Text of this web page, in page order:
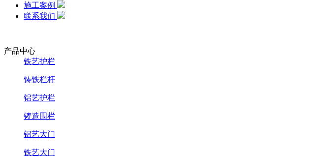
施工案例
联系我们
产品中心
铁艺护栏
铸铁栏杆
铝艺护栏
铸造围栏
铝艺大门
铁艺大门